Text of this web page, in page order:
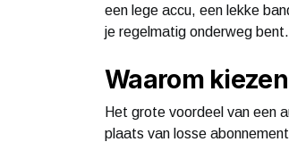
een lege accu, een lekke
je regelmatig onderweg bent.
Waarom
Het grote voordeel van een
plaats van losse